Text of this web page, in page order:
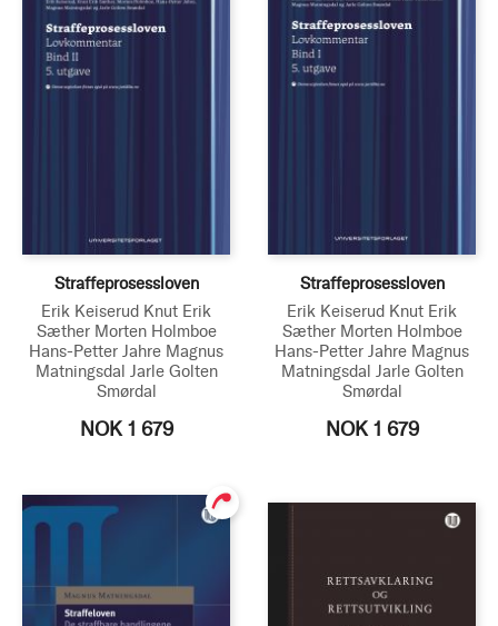
Straffeprosessloven
Erik Keiserud Knut Erik
Sæther Morten Holmboe
Hans-Petter Jahre Magnus
Matningsdal Jarle Golten
Smørdal
NOK 1 679
Straffeprosessloven
Erik Keiserud Knut Erik
Sæther Morten Holmboe
Hans-Petter Jahre Magnus
Matningsdal Jarle Golten
Smørdal
NOK 1 679